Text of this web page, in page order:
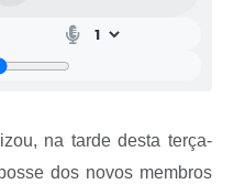
na tarde desta terça-
dos novos membros